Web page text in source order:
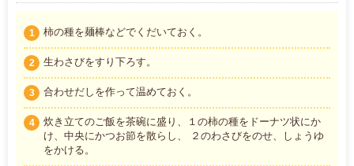
1 柿の種を麺棒などでくだいておく。
2 生わさびをすり下ろす。
3 合わせだしを作って温めておく。
4
炊き立てのご飯を茶碗に盛り、１の柿の種をドーナツ状にか
け、中央にかつお節を散らし、 ２のわさびをのせ、しょうゆ
をかける。